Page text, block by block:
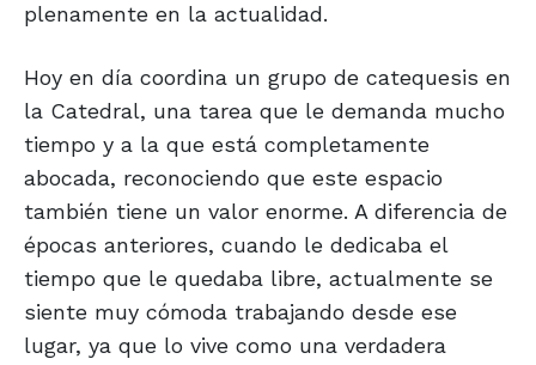
plenamente en la actualidad.
Hoy en día coordina un grupo de catequesis en
la Catedral, una tarea que le demanda mucho
tiempo y a la que está completamente
abocada, reconociendo que este espacio
también tiene un valor enorme. A diferencia de
épocas anteriores, cuando le dedicaba el
tiempo que le quedaba libre, actualmente se
siente muy cómoda trabajando desde ese
lugar, ya que lo vive como una verdadera